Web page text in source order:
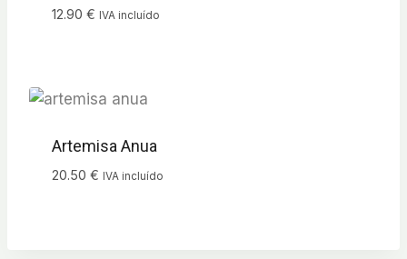
12.90 € IVA incluído
Artemisa Anua
20.50 € IVA incluído